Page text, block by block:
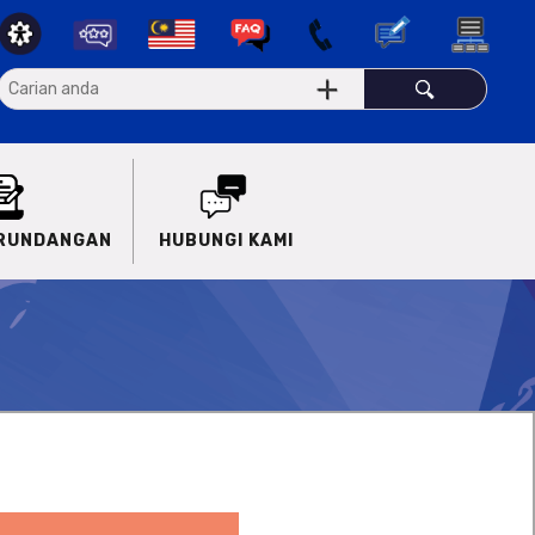
HUBUNGI KAMI